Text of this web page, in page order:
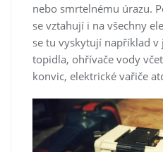
nebo smrtelnému úrazu.
se vztahují i na všechny
se tu vyskytují například v
topidla, ohřívače vody
konvic, elektrické vařiče